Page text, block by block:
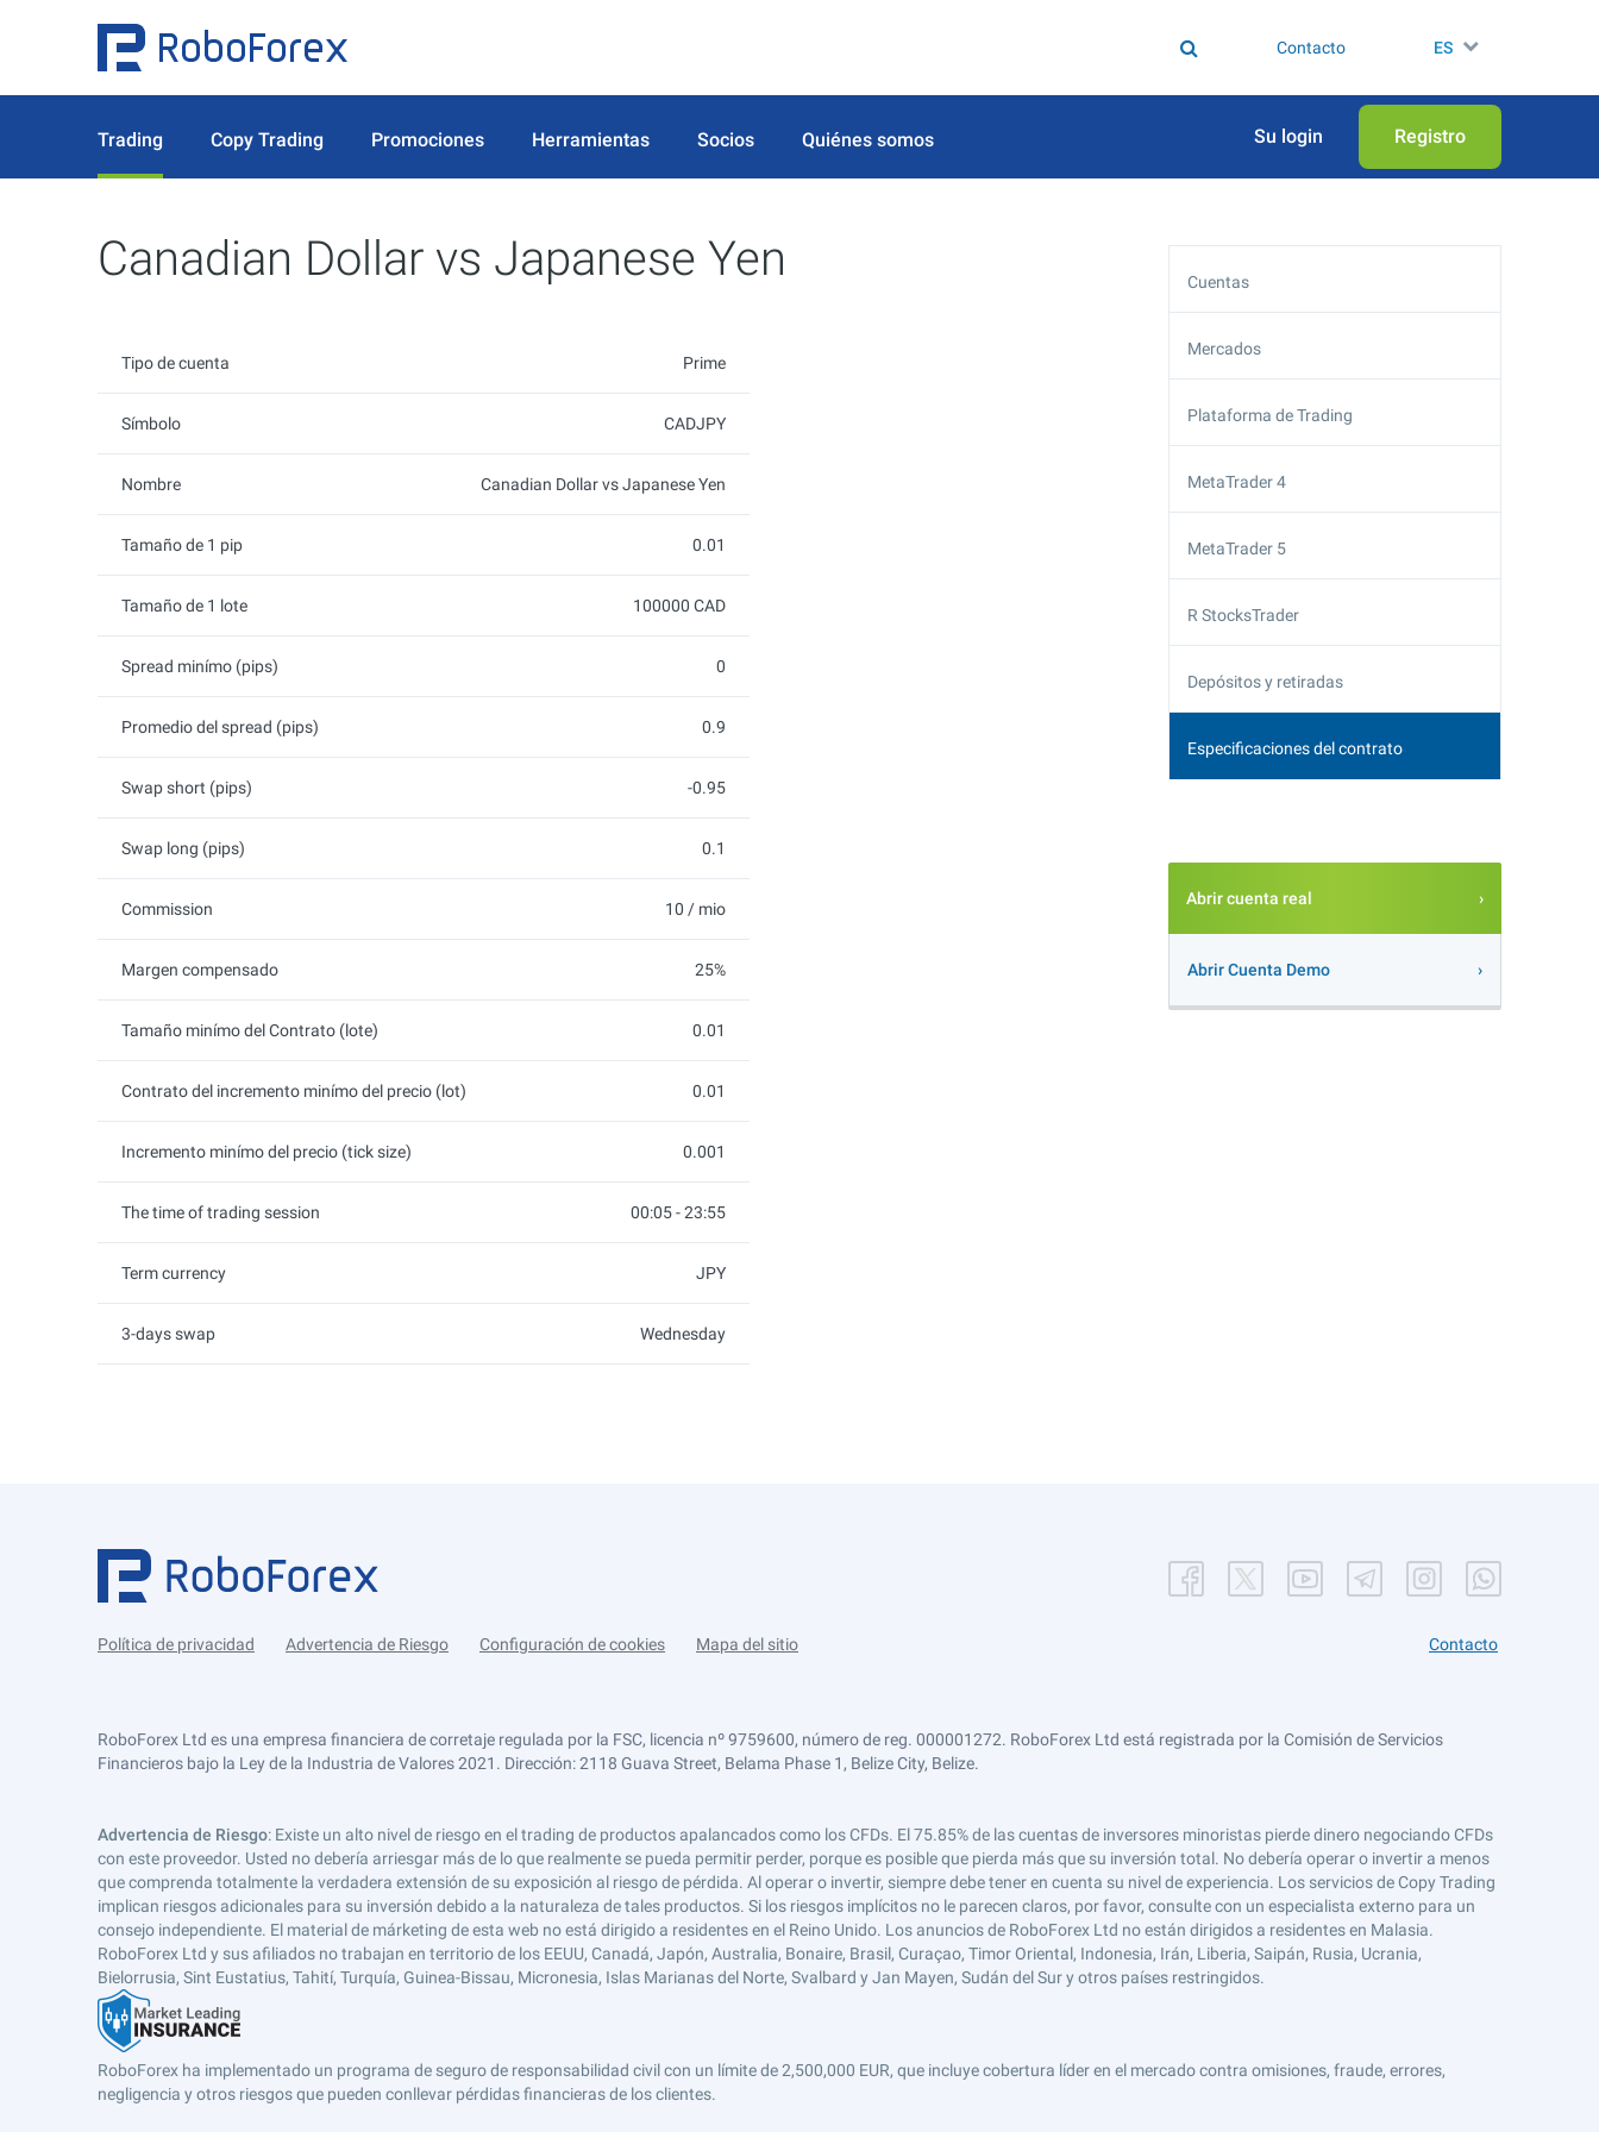
Contacto ES
Trading Copy Trading Promociones Herramientas Socios Quiénes somos Su login Registro
Canadian Dollar vs Japanese Yen
Tipo de cuenta Prime
Símbolo CADJPY
Nombre Canadian Dollar vs Japanese Yen
Tamaño de 1 pip 0.01
Tamaño de 1 lote 100000 CAD
Spread minímo (pips) 0
Promedio del spread (pips) 0.9
Swap short (pips) -0.95
Swap long (pips) 0.1
Commission 10 / mio
Margen compensado 25%
Tamaño minímo del Contrato (lote) 0.01
Contrato del incremento minímo del precio (lot) 0.01
Incremento minímo del precio (tick size) 0.001
The time of trading session 00:05 - 23:55
Term currency JPY
3-days swap Wednesday
Cuentas
Mercados
Plataforma de Trading
MetaTrader 4
MetaTrader 5
R StocksTrader
Depósitos y retiradas
Especificaciones del contrato
Abrir cuenta real
Abrir Cuenta Demo
Política de privacidad Advertencia de Riesgo Configuración de cookies Mapa del sitio Contacto
RoboForex Ltd es una empresa financiera de corretaje regulada por la FSC, licencia nº 9759600, número de reg. 000001272. RoboForex Ltd está registrada por la Comisión de Servicios
Financieros bajo la Ley de la Industria de Valores 2021. Dirección: 2118 Guava Street, Belama Phase 1, Belize City, Belize.
Advertencia de Riesgo: Existe un alto nivel de riesgo en el trading de productos apalancados como los CFDs. El 75.85% de las cuentas de inversores minoristas pierde dinero negociando CFDs
con este proveedor. Usted no debería arriesgar más de lo que realmente se pueda permitir perder, porque es posible que pierda más que su inversión total. No debería operar o invertir a menos
que comprenda totalmente la verdadera extensión de su exposición al riesgo de pérdida. Al operar o invertir, siempre debe tener en cuenta su nivel de experiencia. Los servicios de Copy Trading
implican riesgos adicionales para su inversión debido a la naturaleza de tales productos. Si los riesgos implícitos no le parecen claros, por favor, consulte con un especialista externo para un
consejo independiente. El material de márketing de esta web no está dirigido a residentes en el Reino Unido. Los anuncios de RoboForex Ltd no están dirigidos a residentes en Malasia.
RoboForex Ltd y sus afiliados no trabajan en territorio de los EEUU, Canadá, Japón, Australia, Bonaire, Brasil, Curaçao, Timor Oriental, Indonesia, Irán, Liberia, Saipán, Rusia, Ucrania,
Bielorrusia, Sint Eustatius, Tahití, Turquía, Guinea-Bissau, Micronesia, Islas Marianas del Norte, Svalbard y Jan Mayen, Sudán del Sur y otros países restringidos.
RoboForex ha implementado un programa de seguro de responsabilidad civil con un límite de 2,500,000 EUR, que incluye cobertura líder en el mercado contra omisiones, fraude, errores,
negligencia y otros riesgos que pueden conllevar pérdidas financieras de los clientes.